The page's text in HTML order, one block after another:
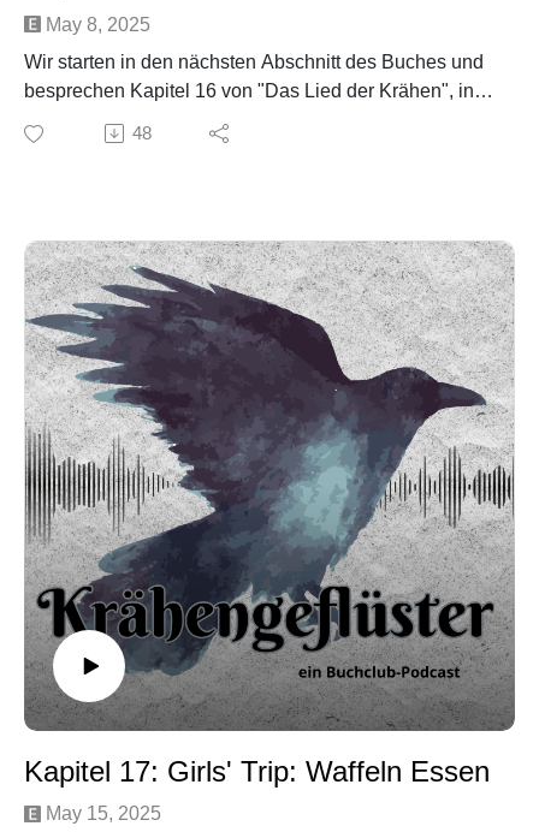
May 8, 2025
Wir starten in den nächsten Abschnitt des Buches und
besprechen Kapitel 16 von "Das Lied der Krähen", in
dem wir uns sehr darüber freuen, dass es Inej besser
geht!
Social Media:
Email: kraehengefluester@gmail.com
Insta: @kraehengefluester_podcast
TikTok: @kraehengefluester
Youtube: @Kraehengefluester_Podcast
Spotify Playlist: Krähengeflüster Playlist
Music by Maksym Dudchyk from Pixabay
48
Kapitel 17: Girls' Trip: Waffeln Essen
May 15, 2025